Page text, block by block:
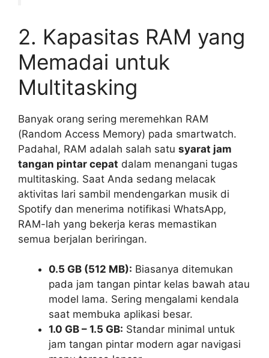
2. Kapasitas RAM yang
Memadai untuk
Multitasking
Banyak orang sering meremehkan RAM
(Random Access Memory) pada smartwatch.
Padahal, RAM adalah salah satu syarat jam
tangan pintar cepat dalam menangani tugas
multitasking. Saat Anda sedang melacak
aktivitas lari sambil mendengarkan musik di
Spotify dan menerima notifikasi WhatsApp,
RAM-lah yang bekerja keras memastikan
semua berjalan beriringan.
0.5 GB (512 MB): Biasanya ditemukan
pada jam tangan pintar kelas bawah atau
model lama. Sering mengalami kendala
saat membuka aplikasi besar.
1.0 GB – 1.5 GB: Standar minimal untuk
jam tangan pintar modern agar navigasi